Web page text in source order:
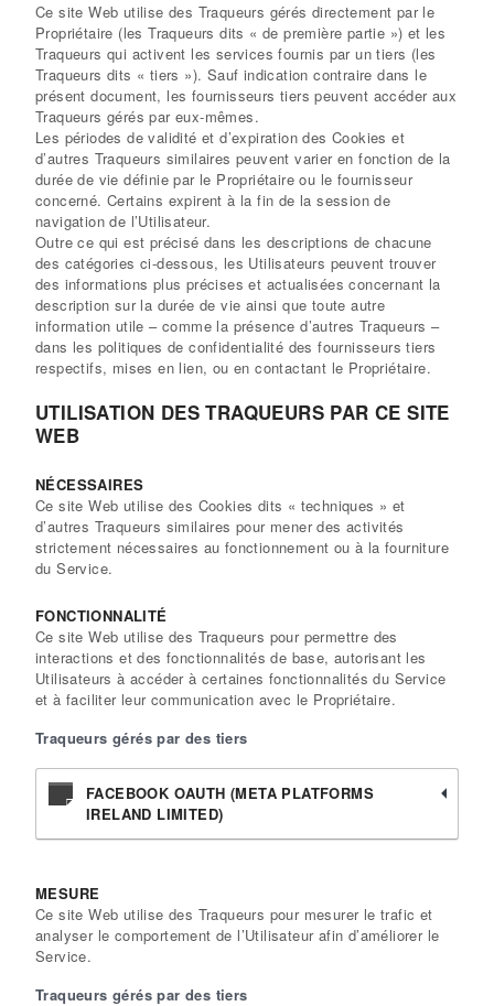
Ce site Web utilise des Traqueurs gérés directement par le
Propriétaire (les Traqueurs dits « de première partie ») et les
Traqueurs qui activent les services fournis par un tiers (les
Traqueurs dits « tiers »). Sauf indication contraire dans le
présent document, les fournisseurs tiers peuvent accéder aux
Traqueurs gérés par eux-mêmes.
Les périodes de validité et d’expiration des Cookies et
d’autres Traqueurs similaires peuvent varier en fonction de la
durée de vie définie par le Propriétaire ou le fournisseur
concerné. Certains expirent à la fin de la session de
navigation de l’Utilisateur.
Outre ce qui est précisé dans les descriptions de chacune
des catégories ci-dessous, les Utilisateurs peuvent trouver
des informations plus précises et actualisées concernant la
description sur la durée de vie ainsi que toute autre
information utile – comme la présence d’autres Traqueurs –
dans les politiques de confidentialité des fournisseurs tiers
respectifs, mises en lien, ou en contactant le Propriétaire.
UTILISATION DES TRAQUEURS PAR CE SITE
WEB
NÉCESSAIRES
Ce site Web utilise des Cookies dits « techniques » et
d’autres Traqueurs similaires pour mener des activités
strictement nécessaires au fonctionnement ou à la fourniture
du Service.
FONCTIONNALITÉ
Ce site Web utilise des Traqueurs pour permettre des
interactions et des fonctionnalités de base, autorisant les
Utilisateurs à accéder à certaines fonctionnalités du Service
et à faciliter leur communication avec le Propriétaire.
Traqueurs gérés par des tiers
FACEBOOK OAUTH (META PLATFORMS
IRELAND LIMITED)
MESURE
Ce site Web utilise des Traqueurs pour mesurer le trafic et
analyser le comportement de l’Utilisateur afin d’améliorer le
Service.
Traqueurs gérés par des tiers